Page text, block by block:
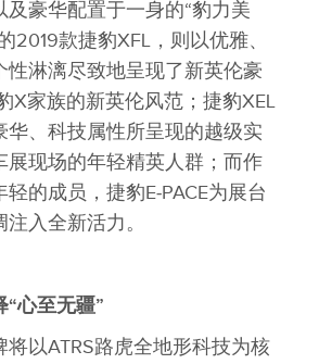
及豪华配置于一身的“豹力美
2019款捷豹XFL，则以优雅、
性淋漓尽致地呈现了新英伦豪
X家族的新英伦风范；捷豹XEL
华、科技属性所呈现的越级实
展现场的年轻精英人群；而作
的成员，捷豹E‑PACE为展台
入全新活力。
“心至无疆”
以ATRS路虎全地形科技为核